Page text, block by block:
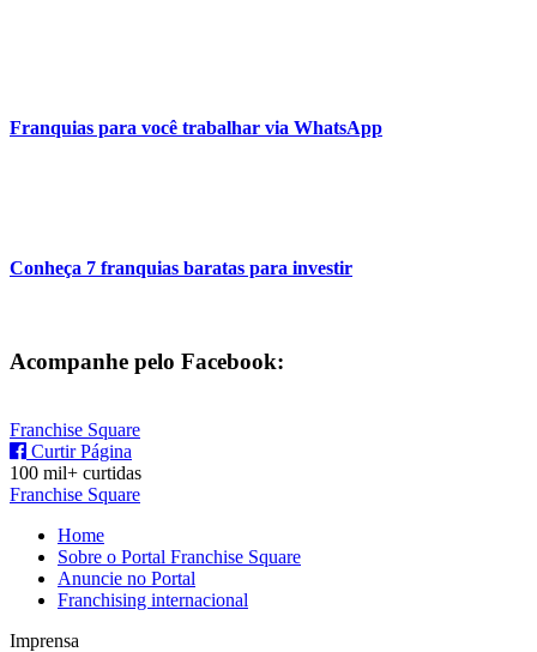
Franquias para você trabalhar via WhatsApp
Conheça 7 franquias baratas para investir
Acompanhe pelo Facebook:
Franchise Square
Curtir Página
100 mil+ curtidas
Franchise Square
Home
Sobre o Portal Franchise Square
Anuncie no Portal
Franchising internacional
Imprensa